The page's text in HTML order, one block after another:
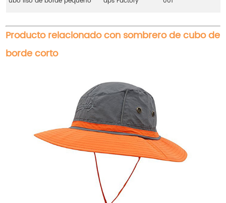
Producto relacionado con sombrero de cubo de
borde corto